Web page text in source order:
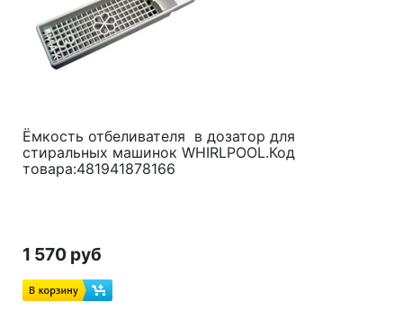
Ёмкость отбеливателя в дозатор для
стиральных машинок WHIRLPOOL.Код
товара:481941878166
1 570 руб